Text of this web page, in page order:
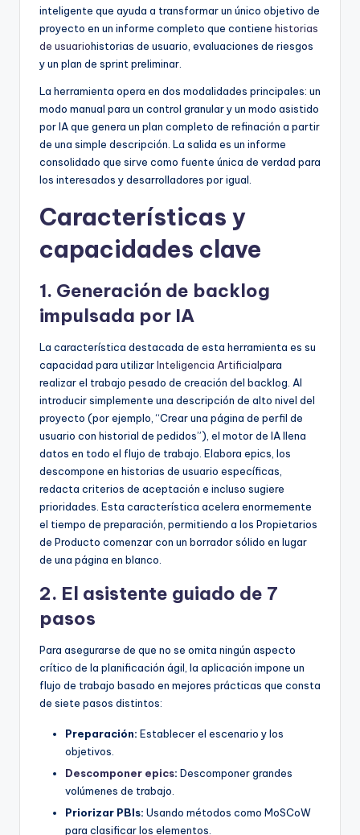
inteligente que ayuda a transformar un único objetivo de
proyecto en un informe completo que contiene historias
de usuariohistorias de usuario, evaluaciones de riesgos
y un plan de sprint preliminar.
La herramienta opera en dos modalidades principales: un
modo manual para un control granular y un modo asistido
por IA que genera un plan completo de refinación a partir
de una simple descripción. La salida es un informe
consolidado que sirve como fuente única de verdad para
los interesados y desarrolladores por igual.
Características y
capacidades clave
1. Generación de backlog
impulsada por IA
La característica destacada de esta herramienta es su
capacidad para utilizarInteligencia Artificialpara
realizar el trabajo pesado de creación del backlog. Al
introducir simplemente una descripción de alto nivel del
proyecto (por ejemplo, “Crear una página de perfil de
usuario con historial de pedidos”), el motor de IA llena
datos en todo el flujo de trabajo. Elabora epics, los
descompone en historias de usuario específicas,
redacta criterios de aceptación e incluso sugiere
prioridades. Esta característica acelera enormemente
el tiempo de preparación, permitiendo a los Propietarios
de Producto comenzar con un borrador sólido en lugar
de una página en blanco.
2. El asistente guiado de 7
pasos
Para asegurarse de que no se omita ningún aspecto
crítico de la planificación ágil, la aplicación impone un
flujo de trabajo basado en mejores prácticas que consta
de siete pasos distintos:
Preparación: Establecer el escenario y los
objetivos.
Descomponer epics: Descomponer grandes
volúmenes de trabajo.
Priorizar PBIs: Usando métodos como MoSCoW
para clasificar los elementos.